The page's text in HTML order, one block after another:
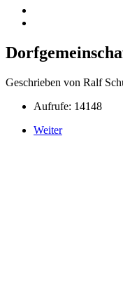
Geschrieben von Ralf
Aufrufe: 14148
Weiter